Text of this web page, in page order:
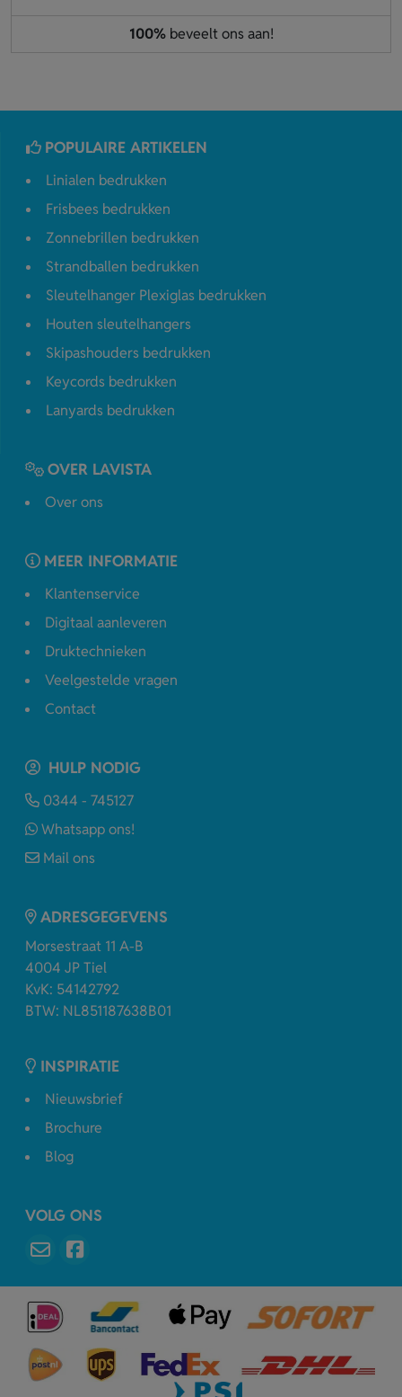
100%beveelt ons aan!
POPULAIRE ARTIKELEN
Linialen bedrukken
Frisbees bedrukken
Zonnebrillen bedrukken
Strandballen bedrukken
Sleutelhanger Plexiglas bedrukken
Houten sleutelhangers
Skipashouders bedrukken
Keycords bedrukken
Lanyards bedrukken
OVER LAVISTA
Over ons
MEER INFORMATIE
Klantenservice
Digitaal aanleveren
Druktechnieken
Veelgestelde vragen
Contact
HULP NODIG
0344 - 745127
Whatsapp ons!
Mail ons
ADRESGEGEVENS
Morsestraat 11 A-B
4004 JP Tiel
KvK: 54142792
BTW: NL851187638B01
INSPIRATIE
Nieuwsbrief
Brochure
Blog
VOLG ONS